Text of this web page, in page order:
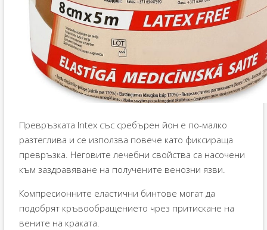
Превръзката Intex със сребърен йон е по-малко
разтеглива и се използва повече като фиксираща
превръзка. Неговите лечебни свойства са насочени
към заздравяване на получените венозни язви.
Компресионните еластични бинтове могат да
подобрят кръвообращението чрез притискане на
вените на краката.